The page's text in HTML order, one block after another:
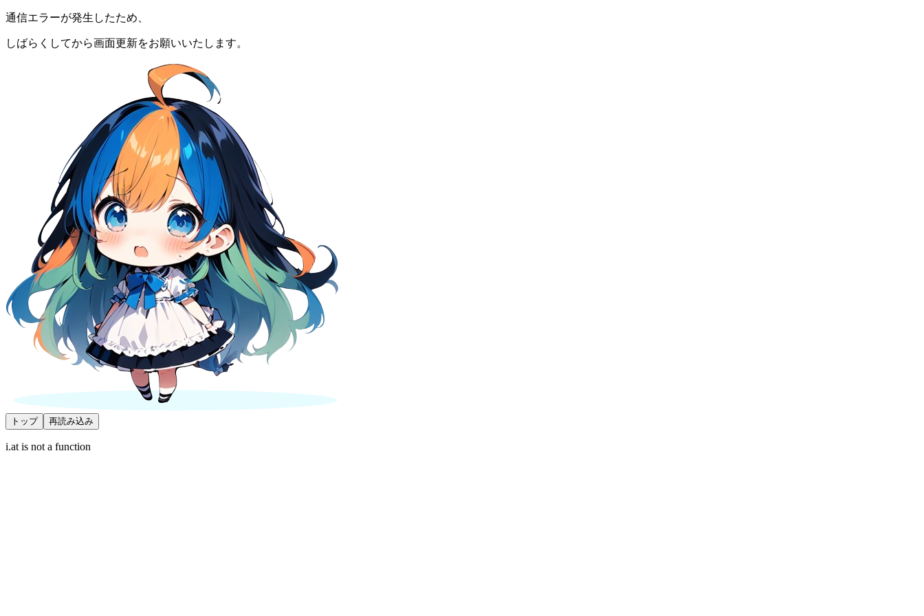
通信エラーが発生したため、
しばらくしてから画面更新をお願いいたします。
トップ 再読み込み
i.at is not a function